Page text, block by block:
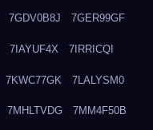
7GDV0B8J 7GER99GF
7IAYUF4X 7IRRICQI
7KWC77GK 7LALYSM0
7MHLTVDG 7MM4F50B